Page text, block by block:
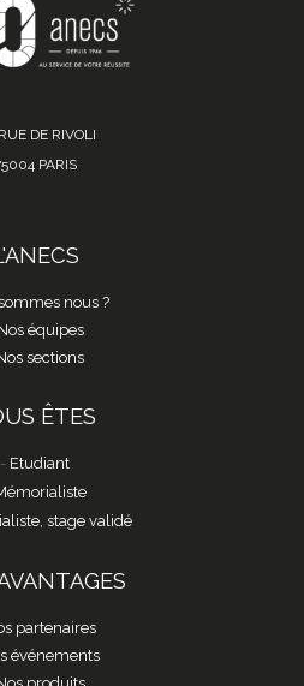
DE RIVOLI
PARIS
nous ?
équipes
sections
ÊTES
Etudiant
stage validé
partenaires
événements